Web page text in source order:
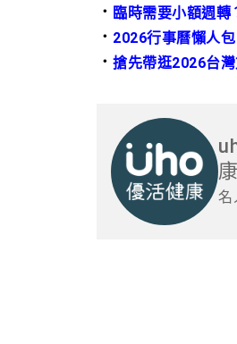
． 臨時需要小額週
． 2026行事曆懶人
．搶先帶逛2026台
名